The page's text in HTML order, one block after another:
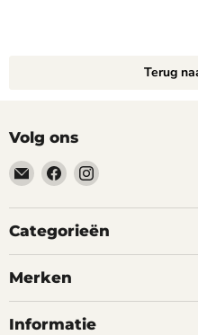
Terug
Volg ons
Email
happyhond.nl
Vind
ons
op
Facebook
Vind
op
Instagram
Categorieën
Merken
Informatie